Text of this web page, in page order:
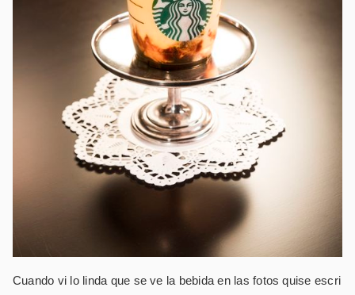
Cuando vi lo linda que se ve la bebida en las fotos quise escri